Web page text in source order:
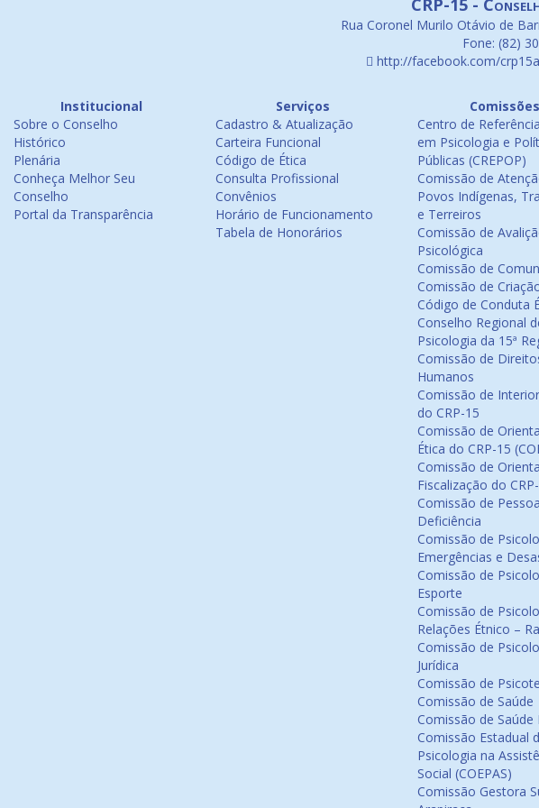
CRP-15 -
Rua Coronel Murilo Otávio de
Fone: (82)
http://facebook.com/
Institucional
Sobre o Conselho
Histórico
Plenária
Conheça Melhor Seu
Conselho
Portal da Transparência
Serviços
Cadastro & Atualização
Carteira Funcional
Código de Ética
Consulta Profissional
Convênios
Horário de Funcionamento
Tabela de Honorários
Comissões
Centro de
em Psicologia e
Públicas (CREPOP)
Comissão de
Povos Indígenas,
e Terreiros
Comissão de
Psicológica
Comissão de
Comissão de
Código de Conduta
Conselho Regional
Psicologia da 15ª
Comissão de
Humanos
Comissão de
do CRP-15
Comissão de
Ética do CRP-15
Comissão de
Fiscalização do
Comissão de
Deficiência
Comissão de
Emergências e
Comissão de
Esporte
Comissão de
Relações Étnico –
Comissão de
Jurídica
Comissão de
Comissão de Saúde
Comissão de Saúde
Comissão Estadual
Psicologia na
Social (COEPAS)
Comissão Gestora